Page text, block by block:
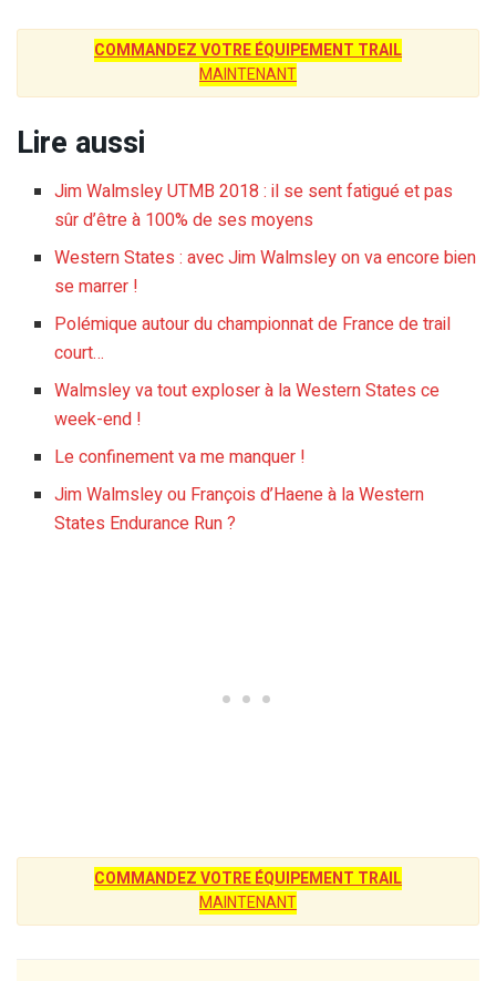
COMMANDEZ VOTRE ÉQUIPEMENT TRAIL
MAINTENANT
Lire aussi
Jim Walmsley UTMB 2018 : il se sent fatigué et pas
sûr d’être à 100% de ses moyens
Western States : avec Jim Walmsley on va encore bien
se marrer !
Polémique autour du championnat de France de trail
court…
Walmsley va tout exploser à la Western States ce
week-end !
Le confinement va me manquer !
Jim Walmsley ou François d’Haene à la Western
States Endurance Run ?
COMMANDEZ VOTRE ÉQUIPEMENT TRAIL
MAINTENANT